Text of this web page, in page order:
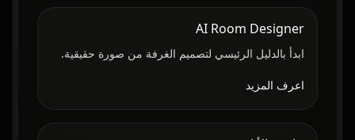
AI Room Designer
ابدأ بالدليل الرئيسي لتصميم الغرفة من صورة حقيقية.
اعرف المزيد